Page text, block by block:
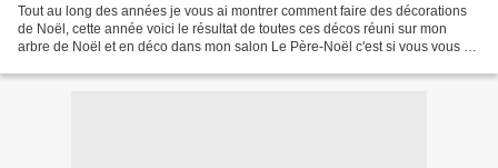
Tout au long des années je vous ai montrer comment faire des décorations
de Noël, cette année voici le résultat de toutes ces décos réuni sur mon
arbre de Noël et en déco dans mon salon Le Père-Noël c'est si vous vous en